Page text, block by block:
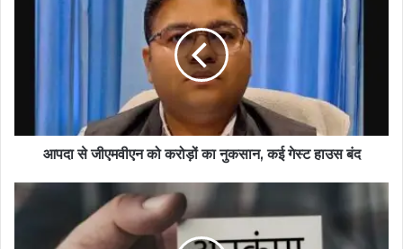
आपदा से जीएमवीएन को करोड़ों का नुकसान, कई गेस्ट हाउस बंद